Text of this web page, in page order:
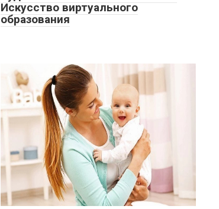
Искусство виртуального
образования